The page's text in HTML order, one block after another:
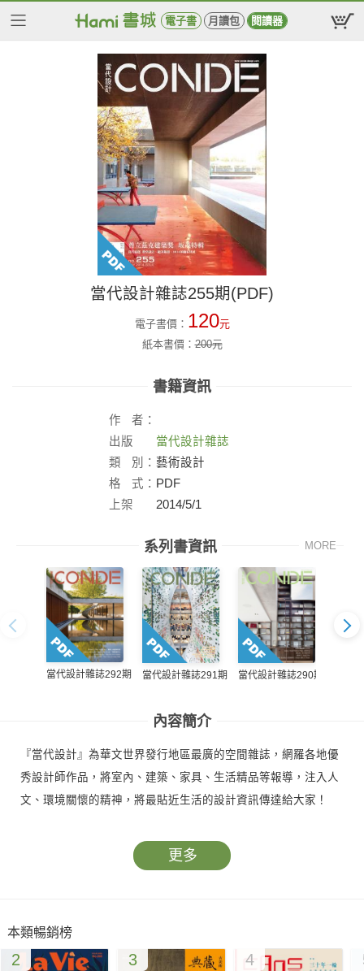
電子書 月讀包 閱讀器
當代設計雜誌255期(PDF)
電子書價： 120元
紙本書價：200元
書籍資訊
作
者：
出版
社：
當代設計雜誌
類
別： 藝術設計
格
式： PDF
上架
2014/5/1
系列書資訊 MORE
當代設計雜誌292期 當代設計雜誌291期 當代設計雜誌290期
內容簡介
『當代設計』為華文世界發行地區最廣的空間雜誌，網羅各地優
秀設計師作品，將室內、建築、家具、生活精品等報導，注入人
文、環境關懷的精神，將最貼近生活的設計資訊傳達給大家！
更多
本類暢銷榜
2 3 4